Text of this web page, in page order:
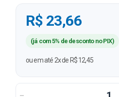
R$ 23,66
(já com 5% de desconto no PIX)
ou em até 2x de R$ 12,45